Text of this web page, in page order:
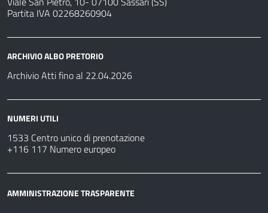
Partita IVA 02268260904
ARCHIVIO ALBO PRETORIO
Archivio Atti fino al 22.04.2026
NUMERI UTILI
1533 Centro unico di prenotazione
+116 117 Numero europeo
AMMINISTRAZIONE TRASPARENTE